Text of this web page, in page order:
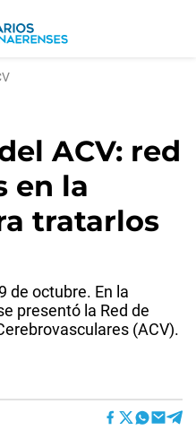
ACV: red
en la
tratarlos
de octubre. En la
presentó la Red de
(ACV).